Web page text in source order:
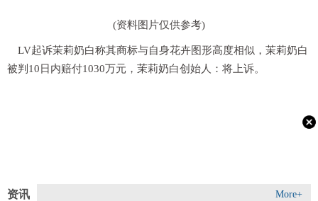
(资料图片仅供参考)
LV起诉茉莉奶白称其商标与自身花卉图形高度相似，茉莉奶白
被判10日内赔付1030万元，茉莉奶白创始人：将上诉。
资讯 More+